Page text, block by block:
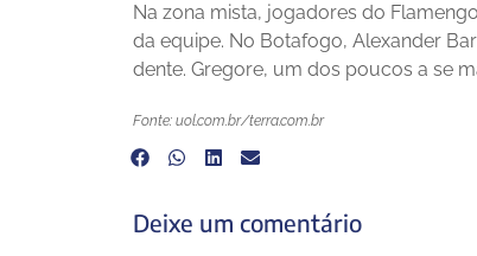
Na zona mista, jogadores do
da equipe. No Botafogo, Alexander
dente. Gregore, um dos poucos a se
Fonte: uol.com.br/terra.com.br
Deixe um comentário